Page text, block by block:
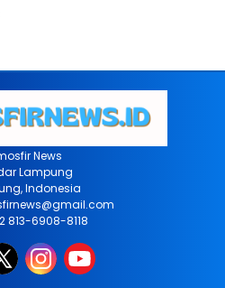
News
Lampung
Indonesia
813-6908-8118